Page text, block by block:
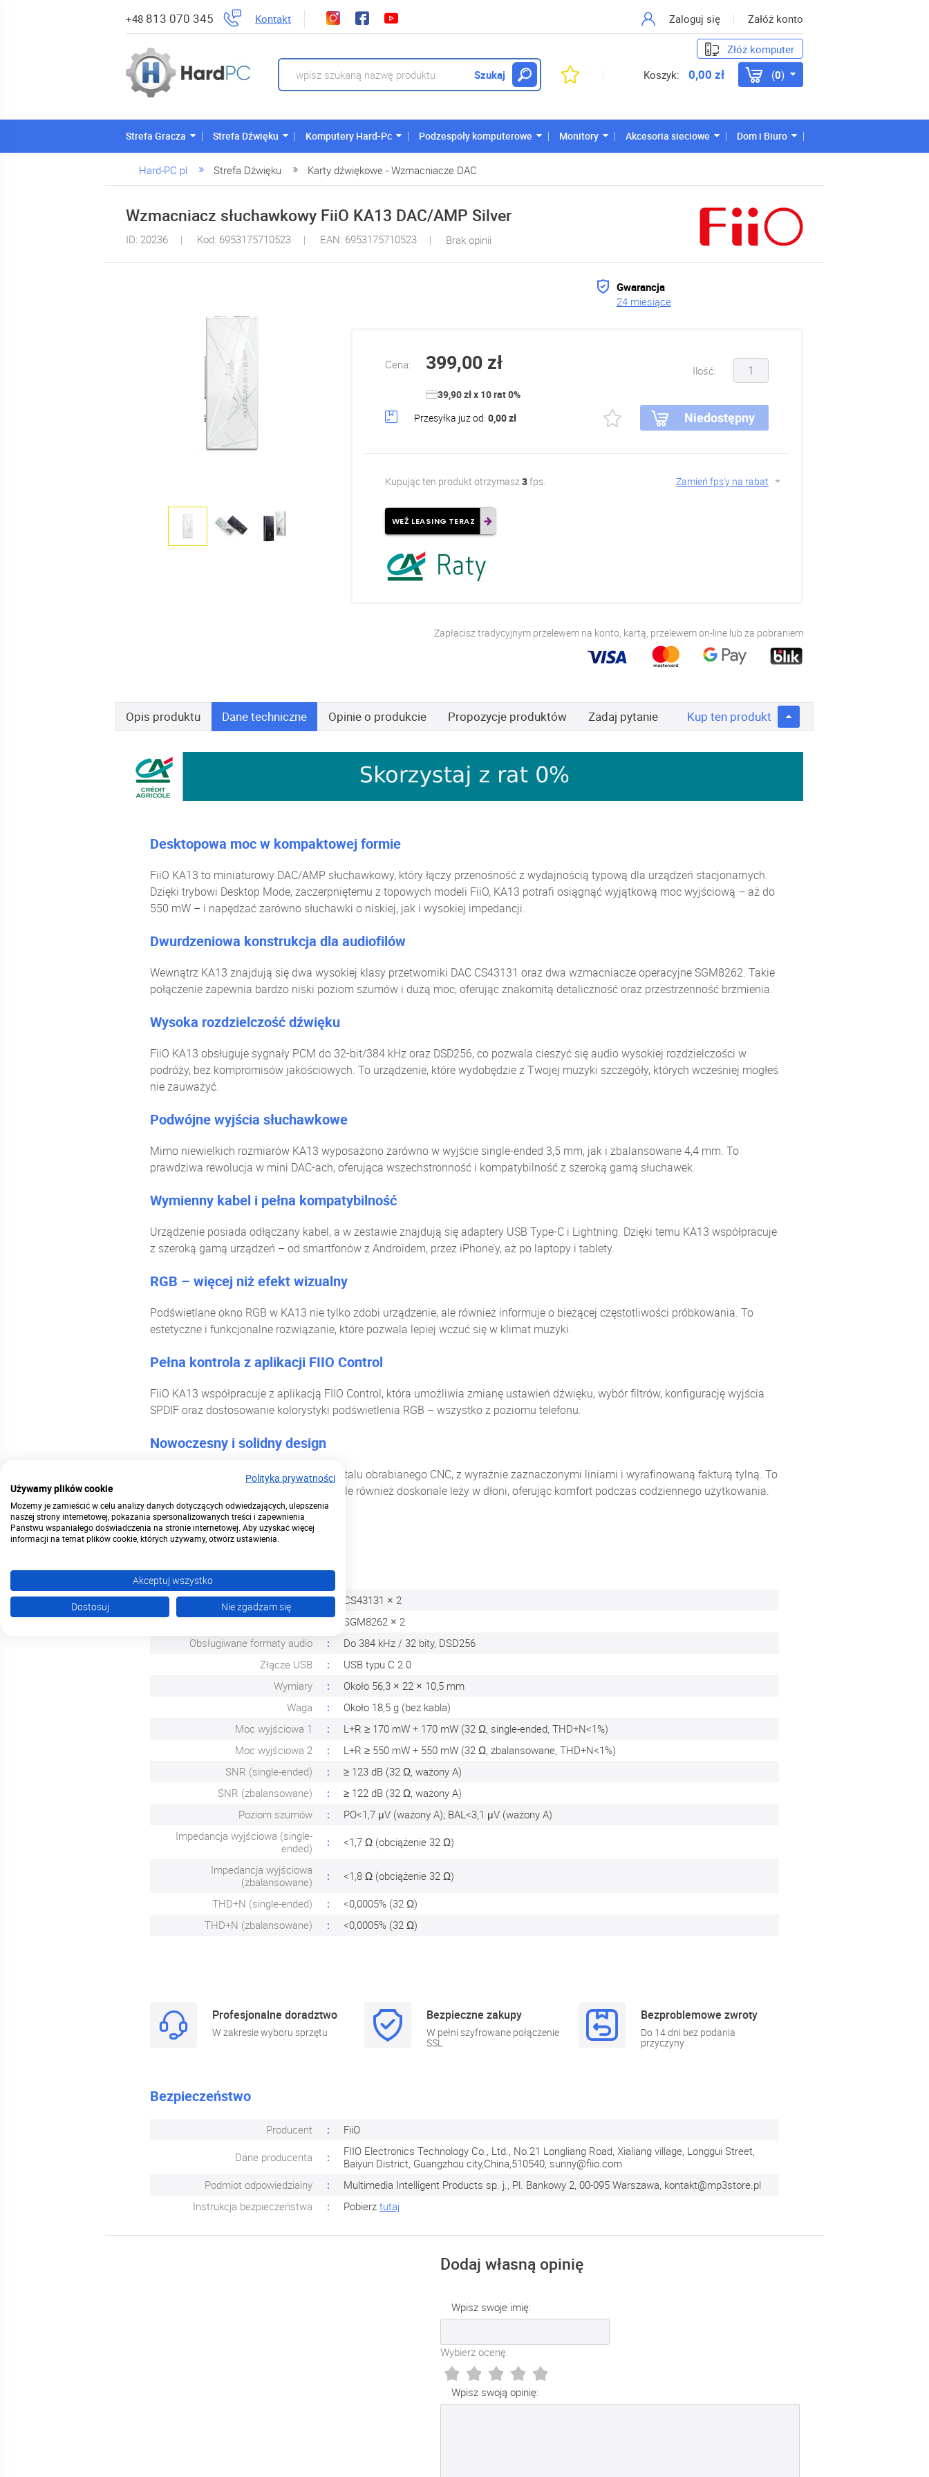
+48 813 070 345 Kontakt
Złóż komputer
Zaloguj się Załóż konto
Strefa Gracza Strefa Dźwięku Komputery Hard-Pc Podzespoły komputerowe Monitory Akcesoria sieciowe Dom i Biuro
Szukaj Koszyk: 0,00 zł 0
Hard-PC.pl Strefa Dźwięku Karty dźwiękowe - Wzmacniacze DAC
Wzmacniacz słuchawkowy FiiO KA13 DAC/AMP Silver
ID: 20236 Kod: 6953175710523 EAN: 6953175710523 Brak opinii
Gwarancja
24 miesiące
Cena: 399,00 zł
39,90 zł x 10 rat 0%
Ilość:
Niedostępny
Przesyłka już od: 0,00 zł
Kupując ten produkt otrzymasz3fps. Zamień fps'y na rabat
WEŹ LEASING TERAZ
Zapłacisz tradycyjnym przelewem na konto, kartą, przelewem on-line lub za pobraniem
Opis produktu Danetechniczne Opinieo produkcie Propozycje produktów Zadaj pytanie Kup ten produkt
Desktopowa moc w kompaktowej formie
FiiO KA13 to miniaturowy DAC/AMP słuchawkowy, który łączy przenośność z wydajnością typową dla urządzeń stacjonarnych.
Dzięki trybowi Desktop Mode, zaczerpniętemu z topowych modeli FiiO, KA13 potrafi osiągnąć wyjątkową moc wyjściową – aż do
550 mW – i napędzać zarówno słuchawki o niskiej, jak i wysokiej impedancji.
Dwurdzeniowa konstrukcja dla audiofilów
Wewnątrz KA13 znajdują się dwa wysokiej klasy przetworniki DAC CS43131 oraz dwa wzmacniacze operacyjne SGM8262. Takie
połączenie zapewnia bardzo niski poziom szumów i dużą moc, oferując znakomitą detaliczność oraz przestrzenność brzmienia.
Wysoka rozdzielczość dźwięku
FiiO KA13 obsługuje sygnały PCM do 32-bit/384 kHz oraz DSD256, co pozwala cieszyć się audio wysokiej rozdzielczości w
podróży, bez kompromisów jakościowych. To urządzenie, które wydobędzie z Twojej muzyki szczegóły, których wcześniej mogłeś
nie zauważyć.
Podwójne wyjścia słuchawkowe
Mimo niewielkich rozmiarów KA13 wyposażono zarówno w wyjście single-ended 3,5 mm, jak i zbalansowane 4,4 mm. To
prawdziwa rewolucja w mini DAC-ach, oferująca wszechstronność i kompatybilność z szeroką gamą słuchawek.
Wymienny kabel i pełna kompatybilność
Urządzenie posiada odłączany kabel, a w zestawie znajdują się adaptery USB Type-C i Lightning. Dzięki temu KA13 współpracuje
z szeroką gamą urządzeń – od smartfonów z Androidem, przez iPhone’y, aż po laptopy i tablety.
RGB – więcej niż efekt wizualny
Podświetlane okno RGB w KA13 nie tylko zdobi urządzenie, ale również informuje o bieżącej częstotliwości próbkowania. To
estetyczne i funkcjonalne rozwiązanie, które pozwala lepiej wczuć się w klimat muzyki.
Pełna kontrola z aplikacji FIIO Control
FiiO KA13 współpracuje z aplikacją FIIO Control, która umożliwia zmianę ustawień dźwięku, wybór filtrów, konfigurację wyjścia
SPDIF oraz dostosowanie kolorystyki podświetlenia RGB – wszystko z poziomu telefonu.
Nowoczesny i solidny design
Obudowa KA13 została wykonana z metalu obrabianego CNC, z wyraźnie zaznaczonymi liniami i wyrafinowaną fakturą tylną. To
urządzenie nie tylko świetnie wygląda, ale również doskonale leży w dłoni, oferując komfort podczas codziennego użytkowania.
Dane techniczne
Układ DAC
CS43131 × 2
Układ wzmacniacza operacyjnego
SGM8262 × 2
Obsługiwane formaty audio
Do 384 kHz / 32 bity, DSD256
Złącze USB
USB typu C 2.0
Wymiary
Około 56,3 × 22 × 10,5 mm
Waga
Około 18,5 g (bez kabla)
Moc wyjściowa 1
L+R ≥ 170 mW + 170 mW (32 Ω, single-ended, THD+N<1%)
Moc wyjściowa 2
L+R ≥ 550 mW + 550 mW (32 Ω, zbalansowane, THD+N<1%)
SNR (single-ended)
≥ 123 dB (32 Ω, ważony A)
SNR (zbalansowane)
≥ 122 dB (32 Ω, ważony A)
Poziom szumów
PO<1,7 μV (ważony A); BAL<3,1 μV (ważony A)
Impedancja wyjściowa (single-
ended)
<1,7 Ω (obciążenie 32 Ω)
Impedancja wyjściowa
(zbalansowane)
<1,8 Ω (obciążenie 32 Ω)
THD+N (single-ended)
<0,0005% (32 Ω)
THD+N (zbalansowane)
<0,0005% (32 Ω)
Profesjonalne doradztwo
W zakresie wyboru sprzętu
Bezpieczne zakupy
W pełni szyfrowane połączenie
SSL
Bezproblemowe zwroty
Do 14 dni bez podania
przyczyny
Bezpieczeństwo
Producent
FiiO
Dane producenta
FIIO Electronics Technology Co., Ltd., No.21 Longliang Road, Xialiang village, Longgui Street,
Baiyun District, Guangzhou city,China,510540, sunny@fiio.com
Podmiot odpowiedzialny
Multimedia Intelligent Products sp. j., Pl. Bankowy 2, 00-095 Warszawa, kontakt@mp3store.pl
Instrukcja bezpieczeństwa
Pobierz tutaj
Dodaj własną opinię
Wpisz swoje imię:
Wybierz ocenę:
Wpisz swoją opinię:
Polityka prywatności
Używamy plików cookie
Możemy je zamieścić w celu analizy danych dotyczących odwiedzających, ulepszenia
naszej strony internetowej, pokazania spersonalizowanych treści i zapewnienia
Państwu wspaniałego doświadczenia na stronie internetowej. Aby uzyskać więcej
informacji na temat plików cookie, których używamy, otwórz ustawienia.
Akceptuj wszystko
Dostosuj
Nie zgadzam się